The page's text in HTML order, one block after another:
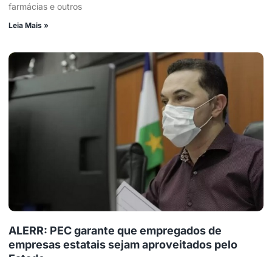
farmácias e outros
Leia Mais »
ALERR: PEC garante que empregados de
empresas estatais sejam aproveitados pelo